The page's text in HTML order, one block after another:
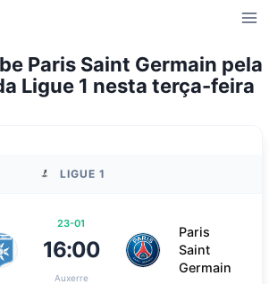
Paris Saint Germain pela
Ligue 1 nesta terça-feira
LIGUE 1
23-01
16:00
Auxerre
Paris
Saint
Germain